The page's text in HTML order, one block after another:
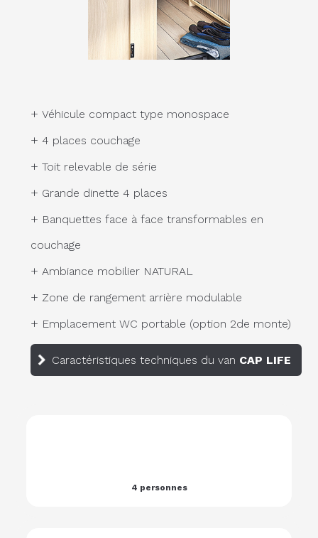
+ Véhicule compact type monospace
+ 4 places couchage
+ Toit relevable de série
+ Grande dinette 4 places
+ Banquettes face à face transformables en
couchage
+ Ambiance mobilier NATURAL
+ Zone de rangement arrière modulable
+ Emplacement WC portable (option 2de monte)
Caractéristiques techniques du van CAP LIFE
4 personnes